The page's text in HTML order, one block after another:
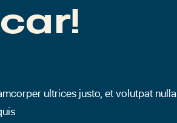
ultrices justo, et volutpat nulla